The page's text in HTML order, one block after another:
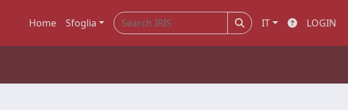
Home Sfoglia IT LOGIN